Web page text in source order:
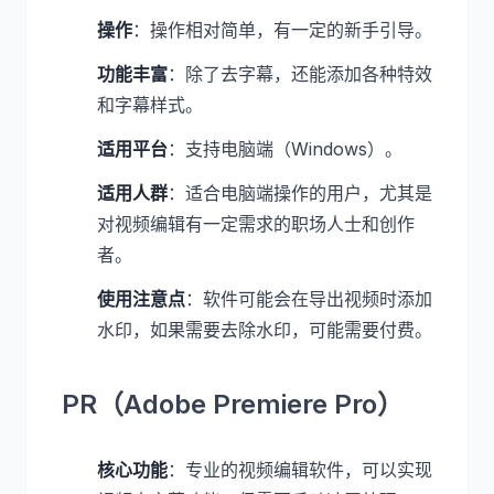
操作：操作相对简单，有一定的新手引导。
功能丰富：除了去字幕，还能添加各种特效
和字幕样式。
适用平台：支持电脑端（Windows）。
适用人群：适合电脑端操作的用户，尤其是
对视频编辑有一定需求的职场人士和创作
者。
使用注意点：软件可能会在导出视频时添加
水印，如果需要去除水印，可能需要付费。
PR（Adobe Premiere Pro）
核心功能：专业的视频编辑软件，可以实现